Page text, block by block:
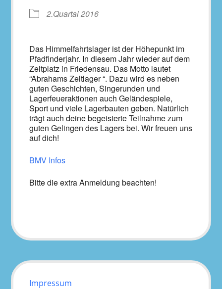
2.Quartal 2016
Das Himmelfahrtslager ist der Höhepunkt im
Pfadfinderjahr. In diesem Jahr wieder auf dem
Zeltplatz in Friedensau. Das Motto lautet
“Abrahams Zeltlager “. Dazu wird es neben
guten Geschichten, Singerunden und
Lagerfeueraktionen auch Geländespiele,
Sport und viele Lagerbauten geben. Natürlich
trägt auch deine begeisterte Teilnahme zum
guten Gelingen des Lagers bei. Wir freuen uns
auf dich!
BMV Infos
Bitte die extra Anmeldung beachten!
Impressum